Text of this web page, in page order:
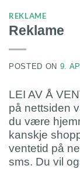
REKLAME
Reklame
POSTED ON 9.
LEI AV Å
på nettsiden
du være
kanskje
ventetid på
sms. Du vil